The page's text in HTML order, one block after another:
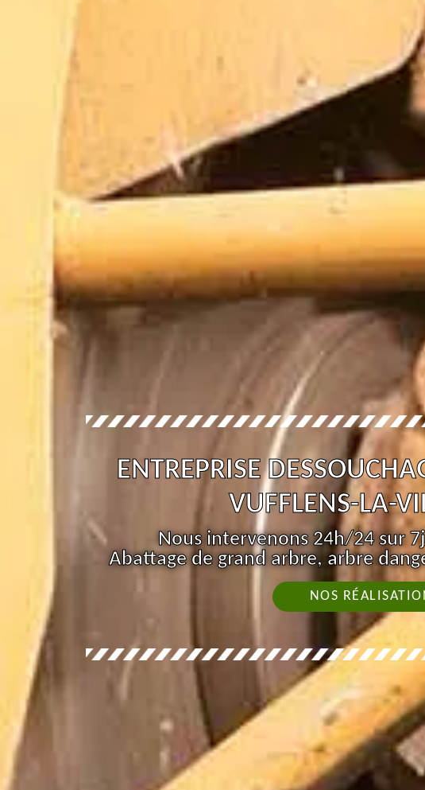
ENTREPRISE
VUFFLENS-LA-
Nous intervenons 24h/24 sur
Abattage de grand arbre, arbre
NOS